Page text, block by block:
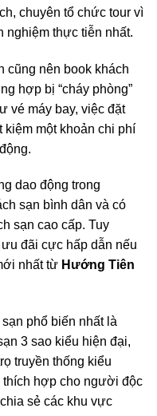
chuyên tổ chức tour vì
thực tiễn nhất.
cũng nên book khách
hợp bị “cháy phòng”
vé máy bay, việc đặt
kiệm một khoản chi phí
dao động trong
sạn bình dân và có
sạn cao cấp. Tuy
đãi cực hấp dẫn nếu
nhất từ Hướng Tiên
phổ biến nhất là
3 sao kiểu hiện đại,
truyền thống kiểu
thích hợp cho người độc
sẻ các khu vực